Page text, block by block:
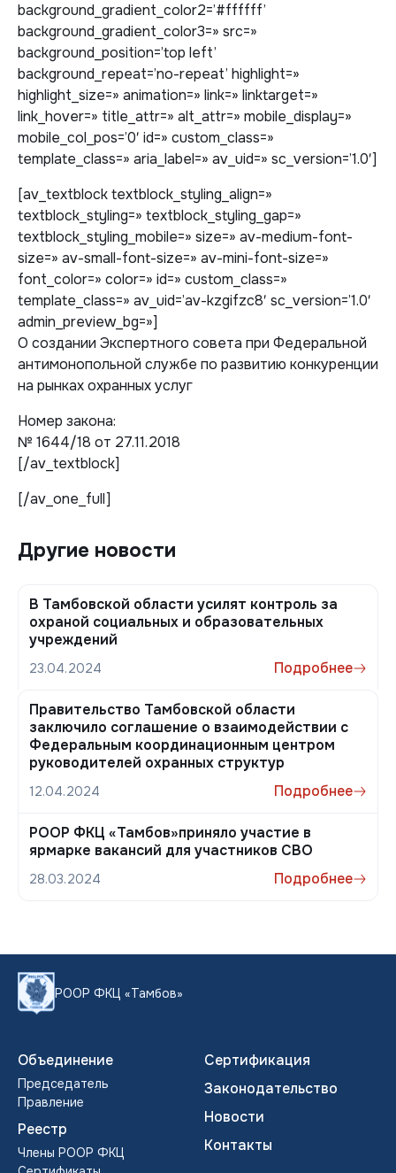
background_gradient_color2=’#ffffff’
background_gradient_color3=» src=»
background_position=’top left’
background_repeat=’no-repeat’ highlight=»
highlight_size=» animation=» link=» linktarget=»
link_hover=» title_attr=» alt_attr=» mobile_display=»
mobile_col_pos=’0′ id=» custom_class=»
template_class=» aria_label=» av_uid=» sc_version=’1.0′]
[av_textblock textblock_styling_align=»
textblock_styling=» textblock_styling_gap=»
textblock_styling_mobile=» size=» av-medium-font-
size=» av-small-font-size=» av-mini-font-size=»
font_color=» color=» id=» custom_class=»
template_class=» av_uid=’av-kzgifzc8′ sc_version=’1.0′
admin_preview_bg=»]
О создании Экспертного совета при Федеральной
антимонопольной службе по развитию конкуренции
на рынках охранных услуг
Номер закона:
№ 1644/18 от 27.11.2018
[/av_textblock]
[/av_one_full]
Другие новости
В Тамбовской области усилят контроль за
охраной социальных и образовательных
учреждений
23.04.2024 Подробнее
Правительство Тамбовской области
заключило соглашение о взаимодействии с
Федеральным координационным центром
руководителей охранных структур
12.04.2024 Подробнее
РООР ФКЦ «Тамбов»приняло участие в
ярмарке вакансий для участников СВО
28.03.2024 Подробнее
РООР ФКЦ «Тамбов»
Объединение
Председатель
Правление
Реестр
Члены POOP ФКЦ
Сертификация
Законодательство
Новости
Контакты